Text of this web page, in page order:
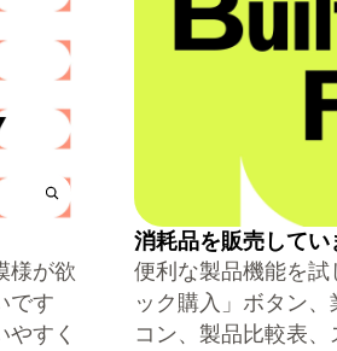
様が欲
です
すく
消耗品を販売して
便利な製品機能を試
ック購入」ボタン
コン、製品比較表